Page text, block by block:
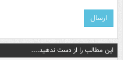
این مطالب را از دست ندهید....